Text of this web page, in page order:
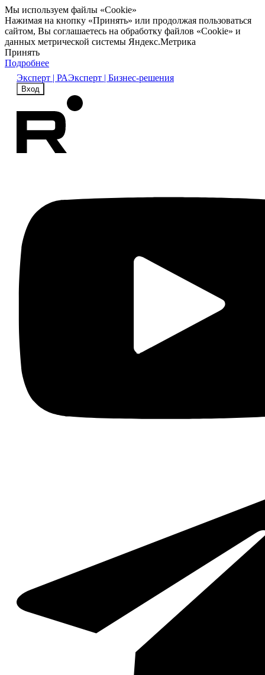
Мы используем файлы «Cookie»
Нажимая на кнопку «Принять» или продолжая пользоваться
сайтом, Вы соглашаетесь на обработку файлов «Cookie» и
данных метрической системы Яндекс.Метрика
Принять
Подробнее
Эксперт | РАЭксперт | Бизнес-решения
Вход